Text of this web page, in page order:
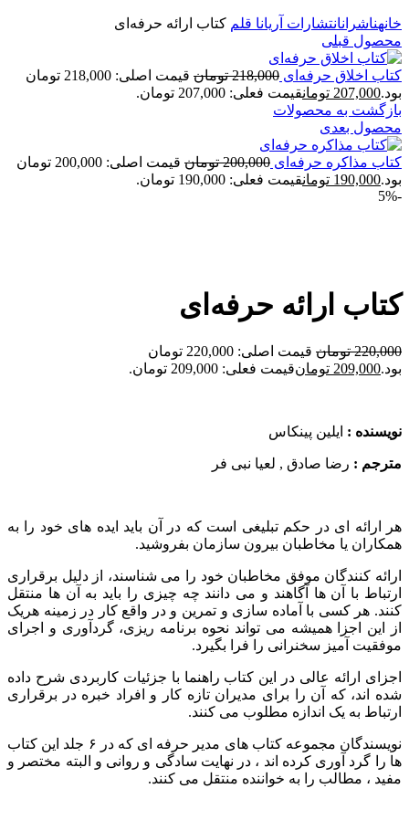
خانهناشرانانتشارات آریانا قلم کتاب ارائه حرفه‌ای
محصول قبلی
کتاب اخلاق حرفه‌ای 218,000 تومان
قیمت اصلی: 218,000 تومان
بود.207,000 تومانقیمت فعلی: 207,000 تومان.
بازگشت به محصولات
محصول بعدی
کتاب مذاکره حرفه‌ای 200,000 تومان
قیمت اصلی: 200,000 تومان
بود.190,000 تومانقیمت فعلی: 190,000 تومان.
-5%
کتاب ارائه حرفه‌ای
220,000 تومان
قیمت اصلی: 220,000 تومان
بود.209,000 تومانقیمت فعلی: 209,000 تومان.
نویسنده : ایلین پینکاس
مترجم : رضا صادق , لعیا نبی فر
هر ارائه ای در حکم تبلیغی است که در آن باید ایده های خود را به
همکاران یا مخاطبان بیرون سازمان بفروشید.
ارائه کنندگان موفق مخاطبان خود را می شناسند، از دلیل برقراری
ارتباط با آن ها آگاهند و می دانند چه چیزی را باید به آن ها منتقل
کنند. هر کسی با آماده سازی و تمرین و در واقع کار در زمینه هریک
از این اجزا همیشه می تواند نحوه برنامه ریزی، گردآوری و اجرای
موفقیت آمیز سخنرانی را فرا بگیرد.
اجزای ارائه عالی در این کتاب راهنما با جزئیات کاربردی شرح داده
شده اند، که آن را برای مدیران تازه کار و افراد خبره در برقراری
ارتباط به یک اندازه مطلوب می کنند.
نویسندگان مجموعه کتاب های مدیر حرفه ای که در ۶ جلد این کتاب
ها را گرد آوری کرده اند ، در نهایت سادگی و روانی و البته مختصر و
مفید ، مطالب را به خواننده منتقل می کنند.